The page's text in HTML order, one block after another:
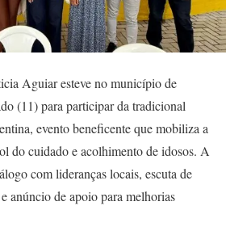
Aguiar esteve no município de
(11) para participar da tradicional
evento beneficente que mobiliza a
do cuidado e acolhimento de idosos. A
com lideranças locais, escuta de
anúncio de apoio para melhorias